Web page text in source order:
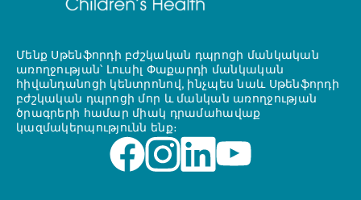
Մենք Սթենֆորդի բժշկական դպրոցի մանկական
առողջության՝ Լուսիլ Փաքարդի մանկական
հիվանդանոցի կենտրոնով, ինչպես նաև Սթենֆորդի
բժշկական դպրոցի մոր և մանկան առողջության
ծրագրերի համար միակ դրամահավաք
կազմակերպությունն ենք։